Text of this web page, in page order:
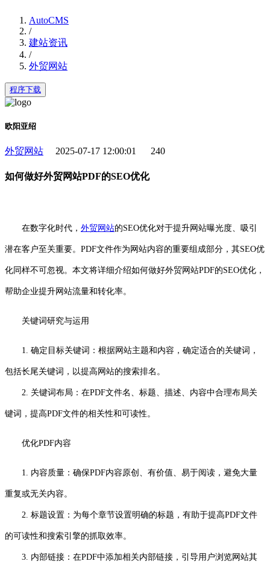
AutoCMS
/
建站资讯
/
外贸网站
程序下载
欧阳亚绍
外贸网站 2025-07-17 12:00:01 240
如何做好外贸网站PDF的SEO优化
在数字化时代， 外贸网站的SEO优化对于提升网站曝光度、吸引
潜在客户至关重要。PDF文件作为网站内容的重要组成部分，其SEO优
化同样不可忽视。本文将详细介绍如何做好外贸网站PDF的SEO优化，
帮助企业提升网站流量和转化率。
关键词研究与运用
1. 确定目标关键词：根据网站主题和内容，确定适合的关键词，
包括长尾关键词，以提高网站的搜索排名。
2. 关键词布局：在PDF文件名、标题、描述、内容中合理布局关
键词，提高PDF文件的相关性和可读性。
优化PDF内容
1. 内容质量：确保PDF内容原创、有价值、易于阅读，避免大量
重复或无关内容。
2. 标题设置：为每个章节设置明确的标题，有助于提高PDF文件
的可读性和搜索引擎的抓取效率。
3. 内部链接：在PDF中添加相关内部链接，引导用户浏览网站其